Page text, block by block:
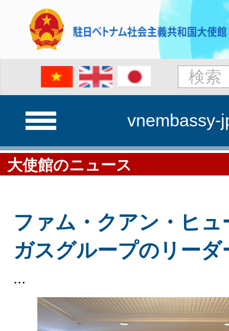
vnembassy-
大使館のニュース
ファム・クアン・ヒュ
ガスグループのリーダ
...